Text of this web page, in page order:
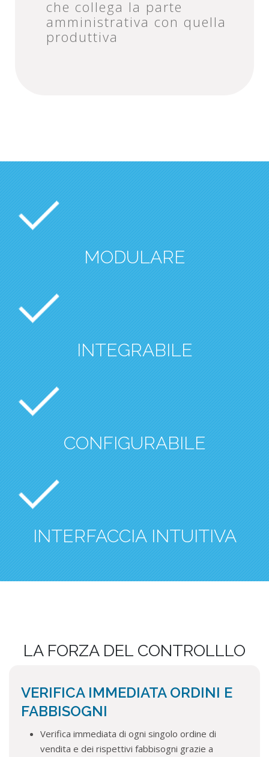
che collega la parte
amministrativa con quella
produttiva
MODULARE
INTEGRABILE
CONFIGURABILE
INTERFACCIA INTUITIVA
LA FORZA DEL CONTROLLLO
VERIFICA IMMEDIATA ORDINI E
FABBISOGNI
Verifica immediata di ogni singolo ordine di
vendita e dei rispettivi fabbisogni grazie a